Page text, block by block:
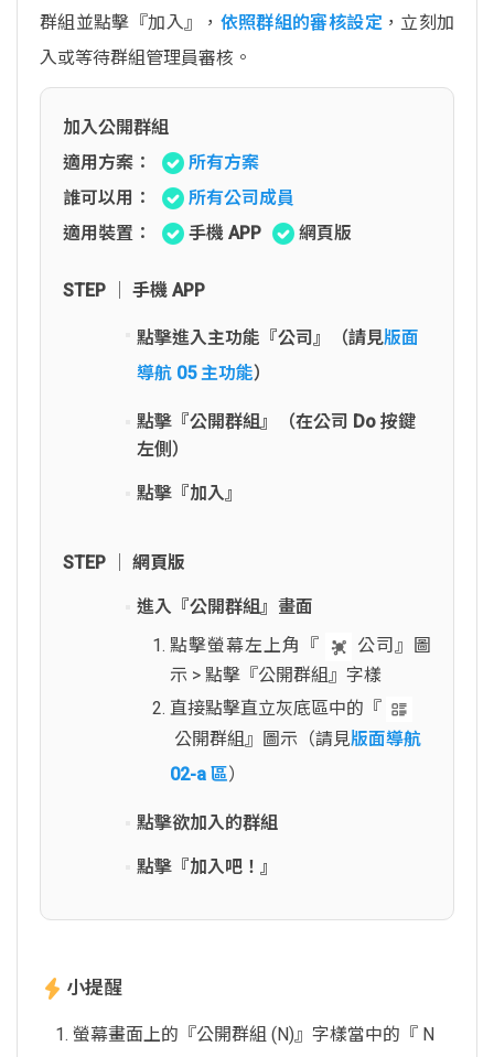
群組並點擊『加入』， 依照群組的審核設定，立刻加
入或等待群組管理員審核。
加入公開群組
適用方案：
所有方案
誰可以用：
所有公司成員
適用裝置：
手機 APP 網頁版
STEP │ 手機 APP
點擊進入主功能『公司』（請見版面
導航 05 主功能）
點擊『公開群組』（在公司 Do 按鍵
左側）
點擊『加入』
STEP │ 網頁版
進入『公開群組』畫面
點擊螢幕左上角『
公司』圖
示 > 點擊『公開群組』字樣
直接點擊直立灰底區中的『
公開群組』圖示（請見版面導航
02-a 區）
點擊欲加入的群組
點擊『加入吧！』
小提醒
螢幕畫面上的『公開群組 (N)』字樣當中的『 N